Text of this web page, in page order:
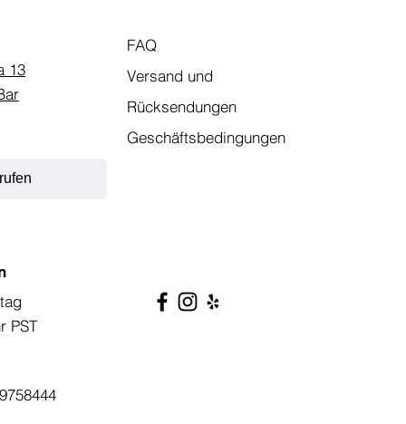
13
FAQ
Versand und
Rücksendungen
Geschäftsbedingungen
PST